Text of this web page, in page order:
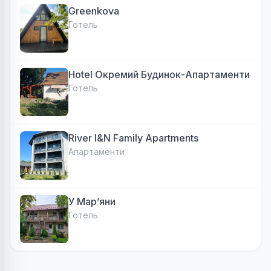
Greenkova
Готель
Hotel Окремий Будинок-Апартаменти
Готель
River I&N Family Apartments
Апартаменти
У Марʼяни
Готель